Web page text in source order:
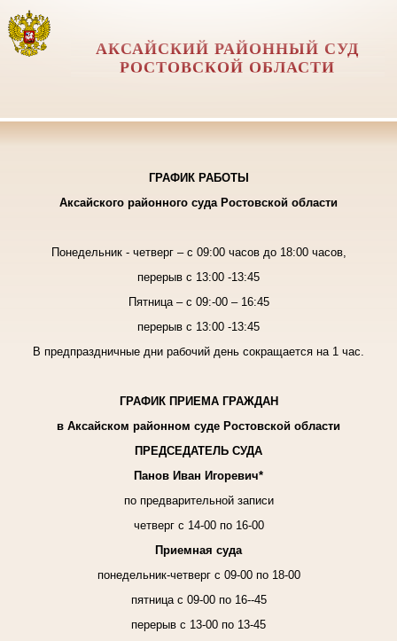
АКСАЙСКИЙ РАЙОННЫЙ СУД
РОСТОВСКОЙ ОБЛАСТИ
ГРАФИК РАБОТЫ
Аксайского районного суда Ростовской области
Понедельник - четверг– с 09:00 часов до 18:00 часов,
перерыв с 13:00 -13:45
Пятница – с 09:-00 – 16:45
перерыв с 13:00 -13:45
В предпраздничные дни рабочий день сокращается на 1 час.
ГРАФИК ПРИЕМА ГРАЖДАН
в Аксайском районном суде Ростовской области
ПРЕДСЕДАТЕЛЬ СУДА
Панов Иван Игоревич*
по предварительной записи
четверг с 14-00 по 16-00
Приемная суда
понедельник-четверг с 09-00 по 18-00
пятница с 09-00 по 16--45
перерыв с 13-00 по 13-45